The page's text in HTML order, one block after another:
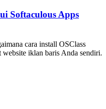
Softaculous Apps
cara install OSClass
iklan baris Anda sendiri.